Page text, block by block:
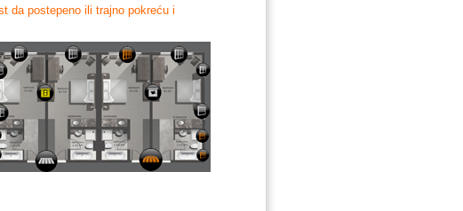
da postepeno ili trajno pokreću i